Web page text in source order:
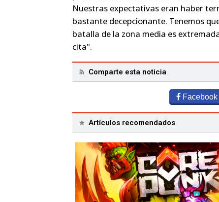
Nuestras expectativas eran haber
bastante decepcionante. Tenemos
batalla de la zona media es
cita".
Comparte esta noticia
Facebook
Artículos recomendados